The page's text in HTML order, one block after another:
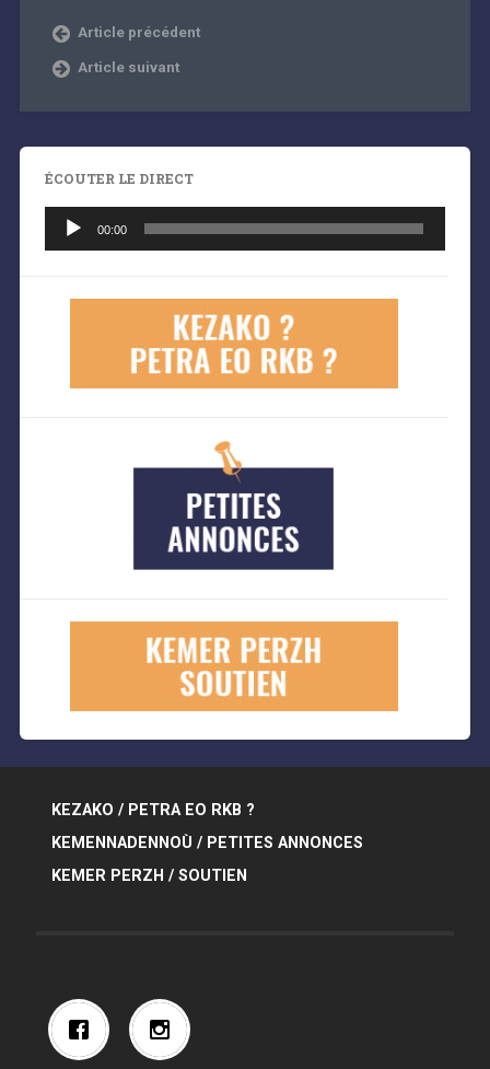
Article précédent
Article suivant
ÉCOUTER LE DIRECT
audio
00:00
KEZAKO / PETRA EO RKB ?
KEMENNADENNOÙ / PETITES ANNONCES
KEMER PERZH / SOUTIEN